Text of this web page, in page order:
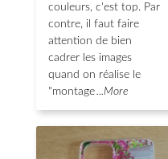
couleurs, c'est top. Par
contre, il faut faire
attention de bien
cadrer les images
quand on réalise le
"montage...More